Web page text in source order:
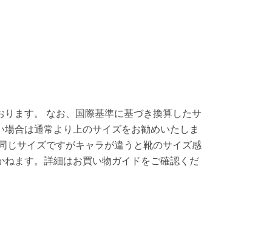
ます。 なお、国際基準に基づき換算したサ
合は通常より上のサイズをお勧めいたしま
サイズですがキャラが違うと靴のサイズ感
ます。詳細はお買い物ガイドをご確認くだ